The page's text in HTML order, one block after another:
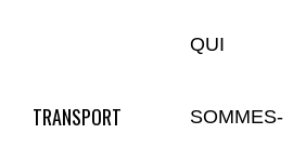
TRANSPORT
QUI
SOMMES-